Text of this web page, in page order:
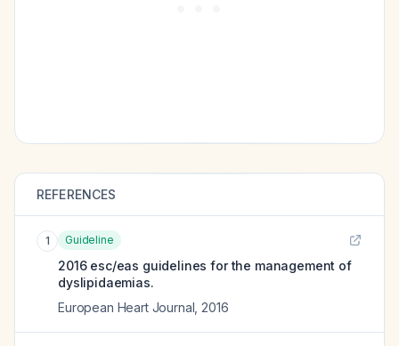
REFERENCES
1 Guideline
2016 esc/eas guidelines for the management of
dyslipidaemias.
European Heart Journal 2016